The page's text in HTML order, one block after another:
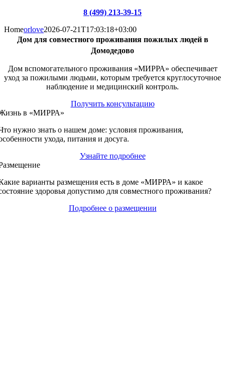
8 (499) 213-39-15
Homeorlove2026-07-21T17:03:18+03:00
Дом для совместного проживания пожилых людей в
Домодедово
Дом вспомогательного проживания «МИРРА» обеспечивает
уход за пожилыми людьми, которым требуется круглосуточное
наблюдение и медицинский контроль.
Получить консультацию
в «МИРРА»
нужно знать о нашем доме: условия проживания,
ухода, питания и досуга.
Узнайте подробнее
варианты размещения есть в доме «МИРРА» и какое
здоровья допустимо для совместного проживания?
Подробнее о размещении